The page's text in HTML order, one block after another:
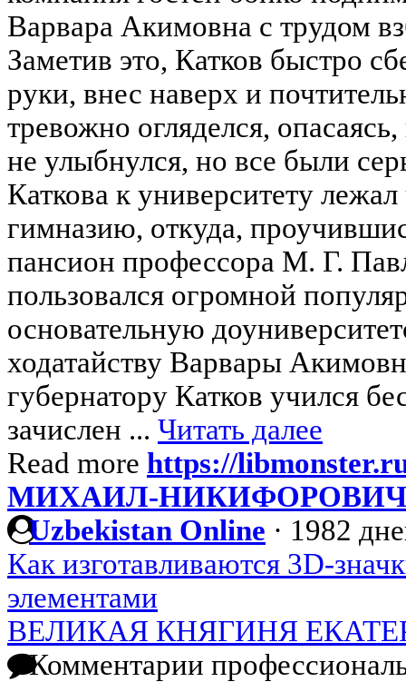
Варвара Акимовна с трудом
Заметив это, Катков быстро
руки, внес наверх и
тревожно огляделся,
не улыбнулся, но все были
Каткова к университету
гимназию, откуда,
пансион профессора М. Г.
пользовался огромной
основательную
ходатайству Варвары
губернатору Катков учился
зачислен ... Читать далее
Read more https://
МИХАИЛ-
Uzbekistan Online · 1982
Как изготавливаются 3D-
элементами
ВЕЛИКАЯ КНЯГИНЯ
Комментарии